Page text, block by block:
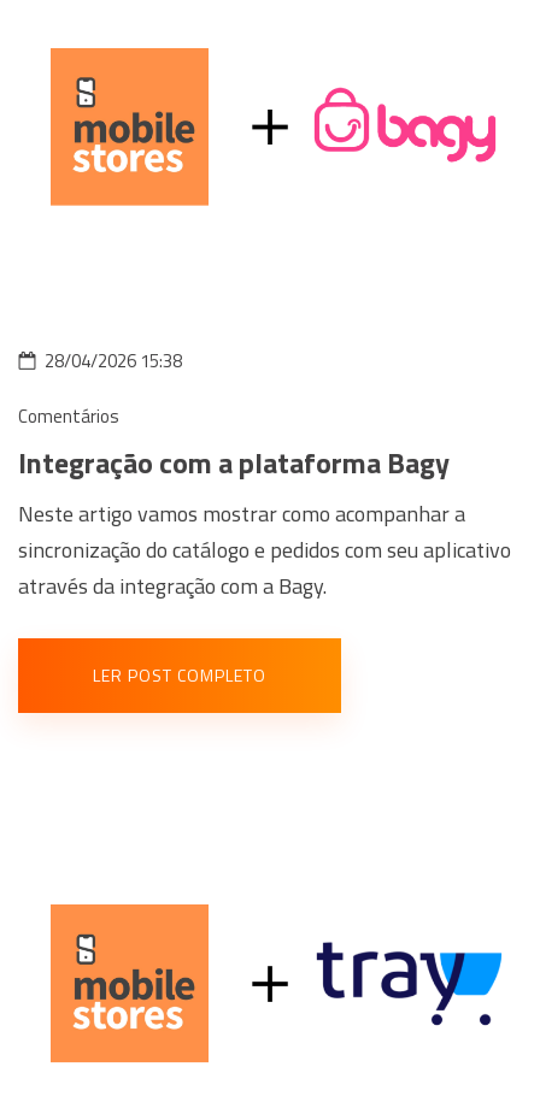
28/04/2026 15:38
Comentários
Integração com a plataforma Bagy
Neste artigo vamos mostrar como acompanhar a
sincronização do catálogo e pedidos com seu aplicativo
através da integração com a Bagy.
LER POST COMPLETO